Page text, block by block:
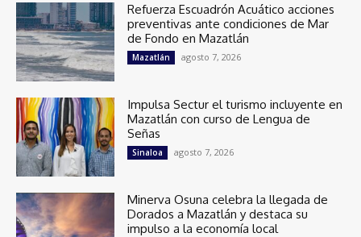
Refuerza Escuadrón Acuático acciones
preventivas ante condiciones de Mar
de Fondo en Mazatlán
Mazatlán agosto 7, 2026
Impulsa Sectur el turismo incluyente en
Mazatlán con curso de Lengua de
Señas
Sinaloa agosto 7, 2026
Minerva Osuna celebra la llegada de
Dorados a Mazatlán y destaca su
impulso a la economía local